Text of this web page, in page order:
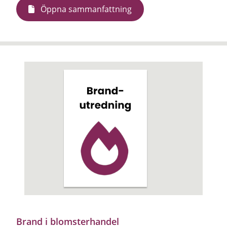
Öppna sammanfattning
Brand i blomsterhandel